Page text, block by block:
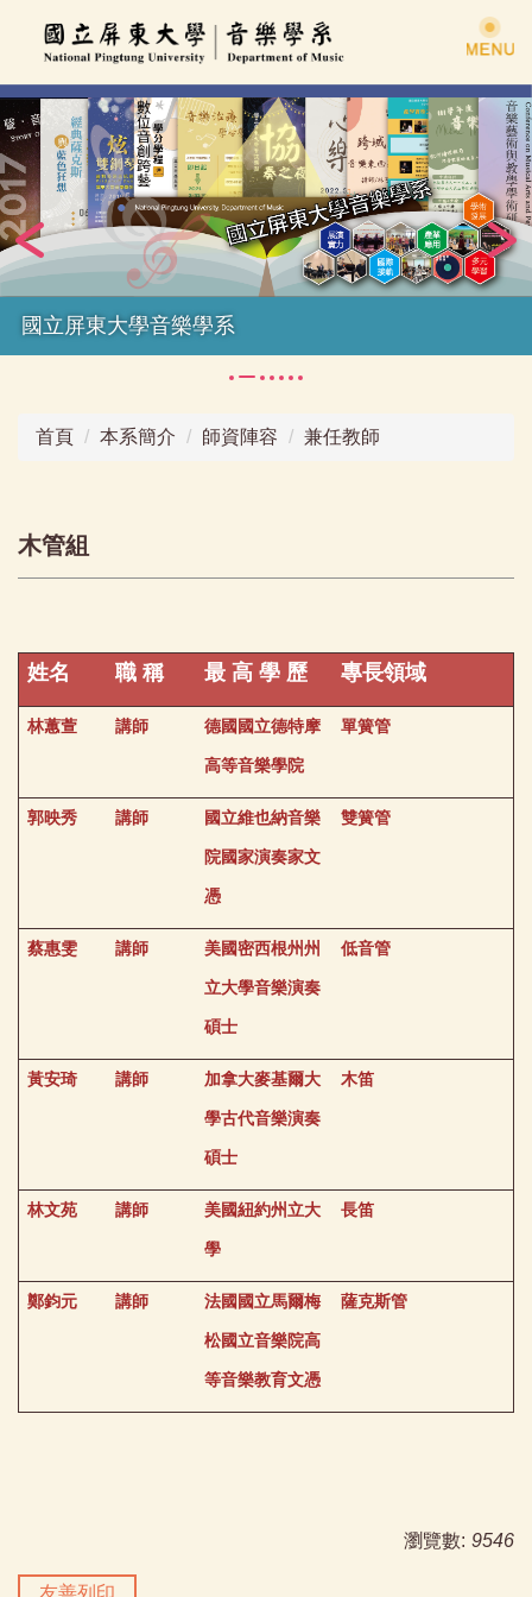
要
內
容
區
國立屏東大學音樂學系
首頁 本系簡介 師資陣容 兼任教師
木管組
姓名 職 稱 最 高 學 歷 專長領域
林蕙萱 講師 德國國立德特摩
高等音樂學院
單簧管
郭映秀 講師 國立維也納音樂
院國家演奏家文
憑
雙簧管
蔡惠雯 講師 美國密西根州州
立大學音樂演奏
碩士
低音管
黃安琦 講師 加拿大麥基爾大
學古代音樂演奏
碩士
木笛
林文苑 講師 美國紐約州立大
學
長笛
鄭鈞元 講師 法國國立馬爾梅
松國立音樂院高
等音樂教育文憑
薩克斯管
瀏覽數: 9546
友善列印